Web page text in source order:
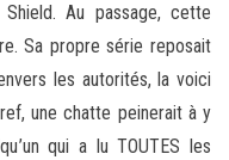
Au passage, cette
Sa propre série reposait
les autorités, la voici
une chatte peinerait à y
qui a lu TOUTES les